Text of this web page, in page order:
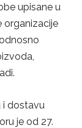
upisane u
organizacije
i dostavu
je od 27.